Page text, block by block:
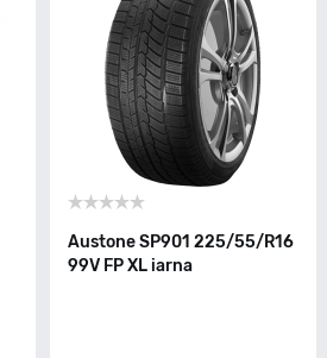
Austone SP901 225/55/R16
99V FP XL iarna